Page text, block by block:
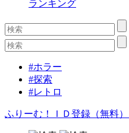
ランキング
#ホラー
#探索
#レトロ
ふりーむ！ＩＤ登録（無料）